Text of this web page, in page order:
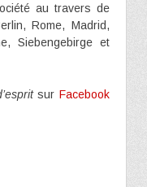
au travers de
Rome, Madrid,
Siebengebirge et
surFacebook